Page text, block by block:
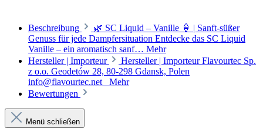
Beschreibung
🌿 SC Liquid – Vanille 🍦 | Sanft-süßer
Genuss für jede Dampfersituation Entdecke das SC Liquid
Vanille – ein aromatisch sanf… Mehr
Hersteller | Importeur
Hersteller | Importeur Flavourtec Sp.
z o.o. Geodetów 28, 80-298 Gdansk, Polen
info@flavourtec.net Mehr
Bewertungen
Menü schließen